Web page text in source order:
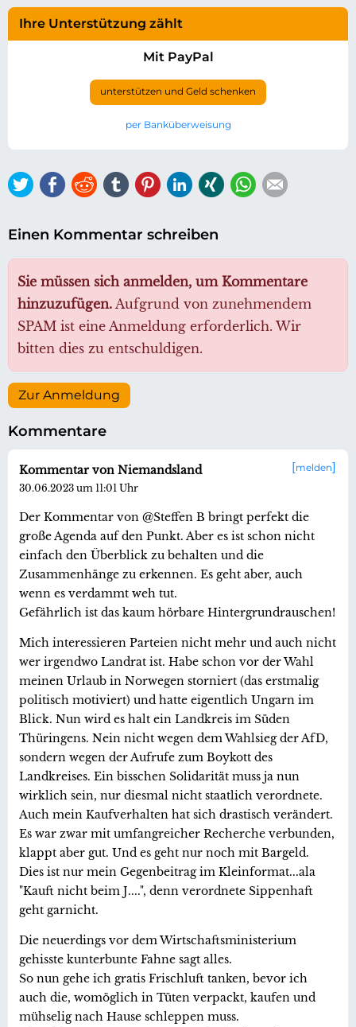
Ihre Unterstützung zählt
Mit PayPal
unterstützen und Geld schenken
per Banküberweisung
TwitterFacebook
ReddittumblrPinterestLinkedIn
Xing WhatsApp
Einen Kommentar schreiben
Sie müssen sich anmelden, um Kommentare
hinzuzufügen. Aufgrund von zunehmendem
SPAM ist eine Anmeldung erforderlich. Wir
bitten dies zu entschuldigen.
Zur Anmeldung
Kommentare
melden
Kommentar von Niemandsland
30.06.2023 um 11:01 Uhr
Der Kommentar von @Steffen B bringt perfekt die
große Agenda auf den Punkt. Aber es ist schon nicht
einfach den Überblick zu behalten und die
Zusammenhänge zu erkennen. Es geht aber, auch
wenn es verdammt weh tut.
Gefährlich ist das kaum hörbare Hintergrundrauschen!
Mich interessieren Parteien nicht mehr und auch nicht
wer irgendwo Landrat ist. Habe schon vor der Wahl
meinen Urlaub in Norwegen storniert (das erstmalig
politisch motiviert) und hatte eigentlich Ungarn im
Blick. Nun wird es halt ein Landkreis im Süden
Thüringens. Nein nicht wegen dem Wahlsieg der AfD,
sondern wegen der Aufrufe zum Boykott des
Landkreises. Ein bisschen Solidarität muss ja nun
wirklich sein, nur diesmal nicht staatlich verordnete.
Auch mein Kaufverhalten hat sich drastisch verändert.
Es war zwar mit umfangreicher Recherche verbunden,
klappt aber gut. Und es geht nur noch mit Bargeld.
Dies ist nur mein Gegenbeitrag im Kleinformat...ala
"Kauft nicht beim J....", denn verordnete Sippenhaft
geht garnicht.
Die neuerdings vor dem Wirtschaftsministerium
gehisste kunterbunte Fahne sagt alles.
So nun gehe ich gratis Frischluft tanken, bevor ich
auch die, womöglich in Tüten verpackt, kaufen und
mühselig nach Hause schleppen muss.